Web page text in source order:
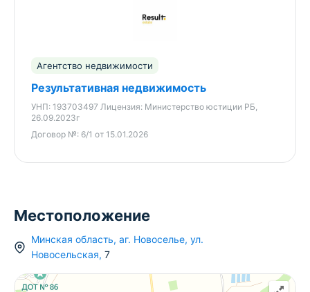
· канализация — местная.
кустарники.
Площадь участка — 10,24 сотки
пожизненное наследуемое владение.
Ключевое преимущество:
утверждён архитектурный проект застройки под
агроусадьбу.
Также имеется возможность дополнительно
оформить или взять в аренду ещё 50 соток, что
Агентство недвижимости
Результативная недвижимость
УНП: 193703497 Лицензия: Министерство юстиции РБ,
26.09.2023г
Договор №: 6/1 от 15.01.2026
Местоположение
Минская область, аг. Новоселье, ул.
Новосельская, 7